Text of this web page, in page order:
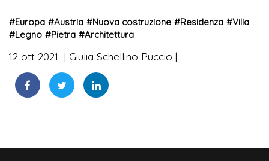
#Europa #Austria #Nuova costruzione #Residenza #Villa
#Legno #Pietra #Architettura
12 ott 2021 Giulia Schellino Puccio